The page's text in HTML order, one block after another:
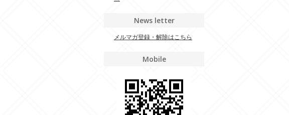
News letter
メルマガ登録・解除はこちら
Mobile